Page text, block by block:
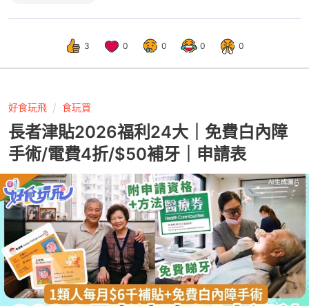
3 0 0 0 0
好食玩飛 食玩買
長者津貼2026福利24大｜免費白內障
手術/電費4折/$50補牙｜申請表